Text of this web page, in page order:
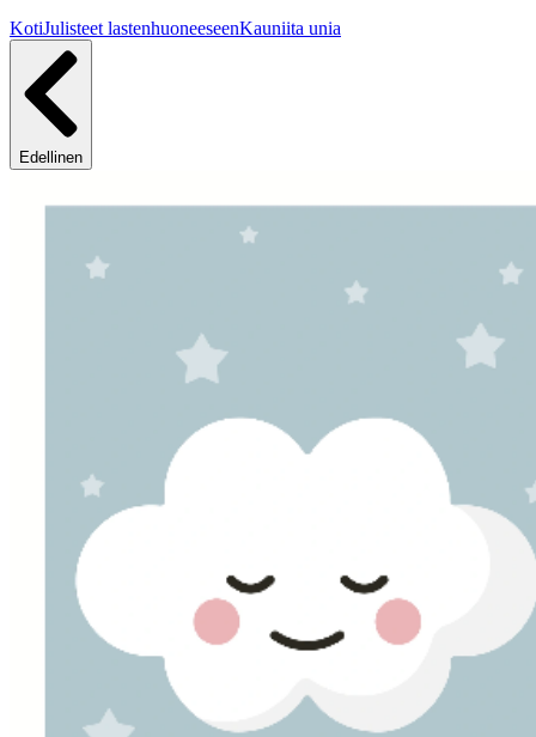
KotiJulisteet lastenhuoneeseenKauniita unia
Edellinen